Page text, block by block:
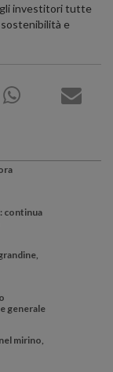
investitori tutte
e
continua
generale
mirino,